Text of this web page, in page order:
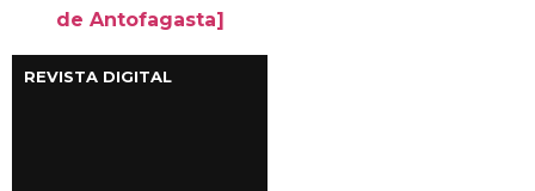
de Antofagasta]
REVISTA DIGITAL